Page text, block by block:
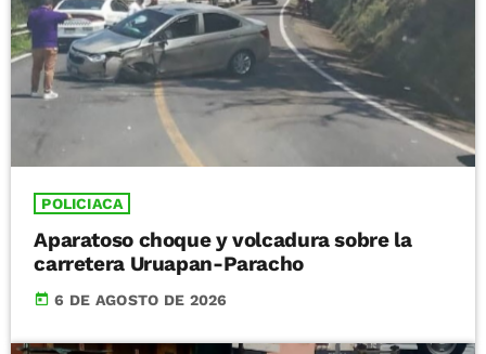
POLICIACA
Aparatoso choque y volcadura sobre la
carretera Uruapan-Paracho
today 6 DE AGOSTO DE 2026